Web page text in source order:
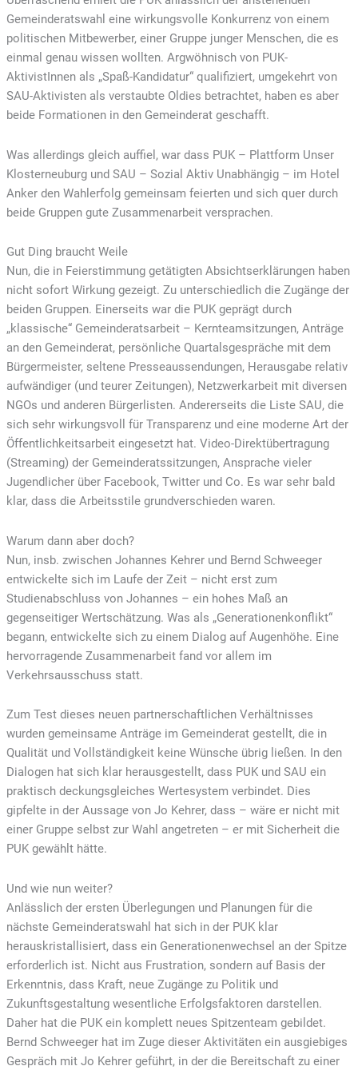
Gemeinderatswahl eine wirkungsvolle Konkurrenz von einem
politischen Mitbewerber, einer Gruppe junger Menschen, die es
einmal genau wissen wollten. Argwöhnisch von PUK-
AktivistInnen als „Spaß-Kandidatur“ qualifiziert, umgekehrt von
SAU-Aktivisten als verstaubte Oldies betrachtet, haben es aber
beide Formationen in den Gemeinderat geschafft.
Was allerdings gleich auffiel, war dass PUK – Plattform Unser
Klosterneuburg und SAU – Sozial Aktiv Unabhängig – im Hotel
Anker den Wahlerfolg gemeinsam feierten und sich quer durch
beide Gruppen gute Zusammenarbeit versprachen.
Gut Ding braucht Weile
Nun, die in Feierstimmung getätigten Absichtserklärungen haben
nicht sofort Wirkung gezeigt. Zu unterschiedlich die Zugänge der
beiden Gruppen. Einerseits war die PUK geprägt durch
„klassische“ Gemeinderatsarbeit – Kernteamsitzungen, Anträge
an den Gemeinderat, persönliche Quartalsgespräche mit dem
Bürgermeister, seltene Presseaussendungen, Herausgabe relativ
aufwändiger (und teurer Zeitungen), Netzwerkarbeit mit diversen
NGOs und anderen Bürgerlisten. Andererseits die Liste SAU, die
sich sehr wirkungsvoll für Transparenz und eine moderne Art der
Öffentlichkeitsarbeit eingesetzt hat. Video-Direktübertragung
(Streaming) der Gemeinderatssitzungen, Ansprache vieler
Jugendlicher über Facebook, Twitter und Co. Es war sehr bald
klar, dass die Arbeitsstile grundverschieden waren.
Warum dann aber doch?
Nun, insb. zwischen Johannes Kehrer und Bernd Schweeger
entwickelte sich im Laufe der Zeit – nicht erst zum
Studienabschluss von Johannes – ein hohes Maß an
gegenseitiger Wertschätzung. Was als „Generationenkonflikt“
begann, entwickelte sich zu einem Dialog auf Augenhöhe. Eine
hervorragende Zusammenarbeit fand vor allem im
Verkehrsausschuss statt.
Zum Test dieses neuen partnerschaftlichen Verhältnisses
wurden gemeinsame Anträge im Gemeinderat gestellt, die in
Qualität und Vollständigkeit keine Wünsche übrig ließen. In den
Dialogen hat sich klar herausgestellt, dass PUK und SAU ein
praktisch deckungsgleiches Wertesystem verbindet. Dies
gipfelte in der Aussage von Jo Kehrer, dass – wäre er nicht mit
einer Gruppe selbst zur Wahl angetreten – er mit Sicherheit die
PUK gewählt hätte.
Und wie nun weiter?
Anlässlich der ersten Überlegungen und Planungen für die
nächste Gemeinderatswahl hat sich in der PUK klar
herauskristallisiert, dass ein Generationenwechsel an der Spitze
erforderlich ist. Nicht aus Frustration, sondern auf Basis der
Erkenntnis, dass Kraft, neue Zugänge zu Politik und
Zukunftsgestaltung wesentliche Erfolgsfaktoren darstellen.
Daher hat die PUK ein komplett neues Spitzenteam gebildet.
Bernd Schweeger hat im Zuge dieser Aktivitäten ein ausgiebiges
Gespräch mit Jo Kehrer geführt, in der die Bereitschaft zu einer